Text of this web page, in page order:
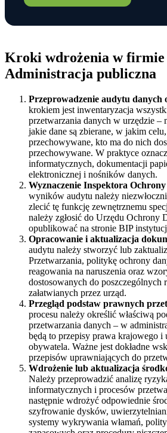
Kroki wdrożenia w firmie
Administracja publiczna
Przeprowadzenie audytu danych
krokiem jest inwentaryzacja
przetwarzania danych w urzędzie –
jakie dane są zbierane, w jakim
przechowywane, kto ma do nich
przechowywane. W praktyce
informatycznych, dokumentacji
elektronicznej i nośników danych.
Wyznaczenie Inspektora
wyników audytu należy
zlecić tę funkcję zewnętrznemu
należy zgłosić do Urzędu Ochrony
opublikować na stronie BIP
Opracowanie i aktualizacja
audytu należy stworzyć lub
Przetwarzania, politykę ochrony
reagowania na naruszenia oraz
dostosowanych do poszczególnych
załatwianych przez urząd.
Przegląd podstaw prawnych
procesu należy określić właściwą
przetwarzania danych – w
będą to przepisy prawa krajowego i
obywatela. Ważne jest dokładne
przepisów uprawniających do
Wdrożenie lub aktualizacja
Należy przeprowadzić analizę
informatycznych i procesów
następnie wdrożyć odpowiednie
szyfrowanie dysków,
systemy wykrywania włamań,